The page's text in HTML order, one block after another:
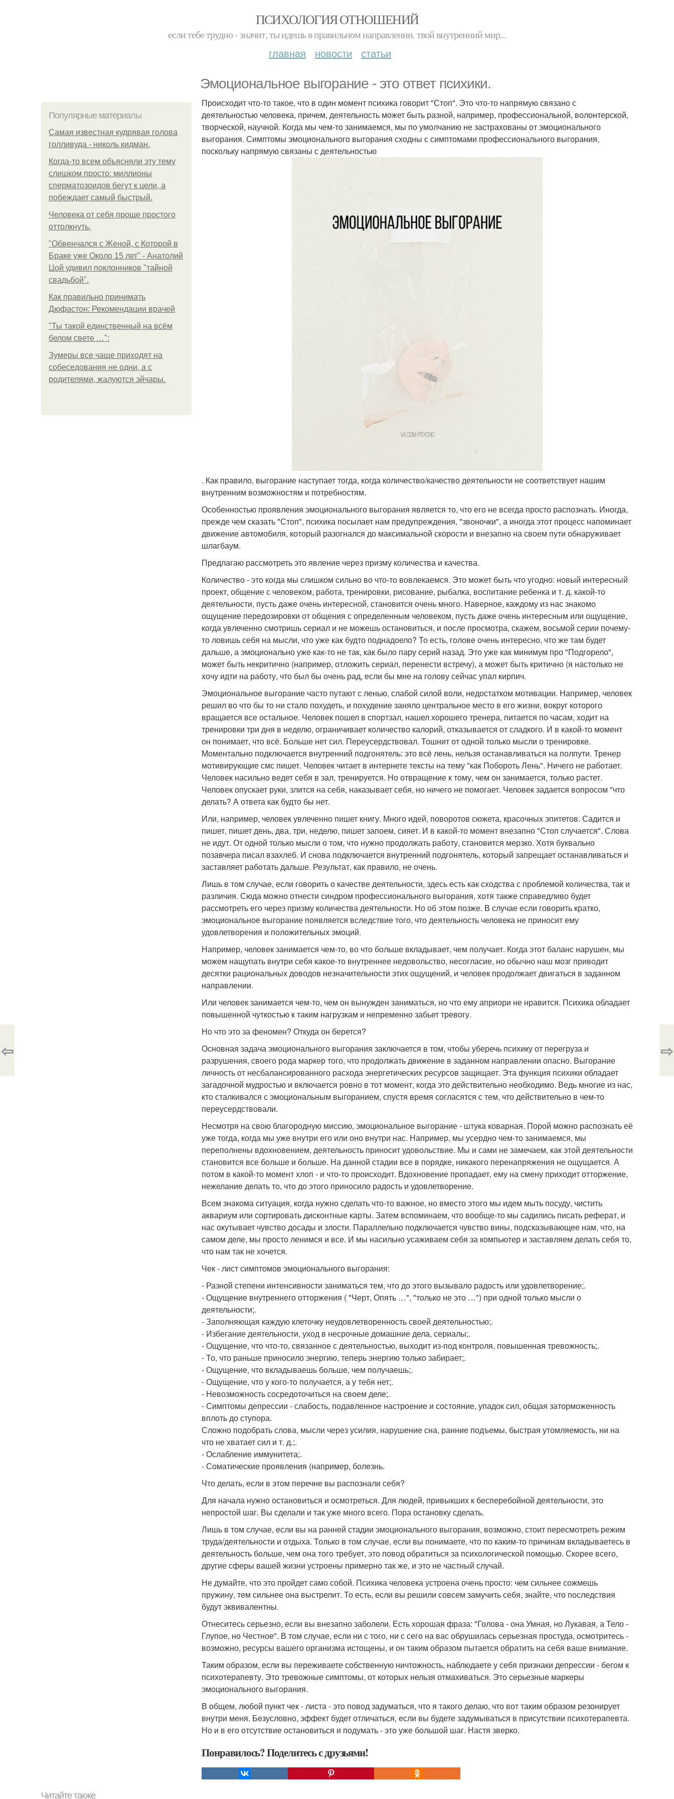
ПСИХОЛОГИЯ ОТНОШЕНИЙ
если тебе трудно - значит, ты идешь в правильном направлении. твой внутренний мир...
главная новости статьи
Эмоциональное выгорание - это ответ психики.
Популярные материалы
Самая известная кудрявая голова
голливуда - николь кидман.
Когда-то всем объясняли эту тему
слишком просто: миллионы
сперматозоидов бегут к цели, а
побеждает самый быстрый.
Человека от себя проще простого
оттолкнуть.
"Обвенчался с Женой, с Которой в
Браке уже Около 15 лет" - Анатолий
Цой удивил поклонников "тайной
свадьбой".
Как правильно принимать
Дюфастон: Рекомендации врачей
"Ты такой единственный на всём
белом свете …":
Зумеры все чаще приходят на
собеседования не одни, а с
родителями, жалуются эйчары.
Происходит что-то такое, что в один момент психика говорит "Стоп". Это что-то напрямую связано с
деятельностью человека, причем, деятельность может быть разной, например, профессиональной, волонтерской,
творческой, научной. Когда мы чем-то занимаемся, мы по умолчанию не застрахованы от эмоционального
выгорания. Симптомы эмоционального выгорания сходны с симптомами профессионального выгорания,
поскольку напрямую связаны с деятельностью
. Как правило, выгорание наступает тогда, когда количество/качество деятельности не соответствует нашим
внутренним возможностям и потребностям.
Особенностью проявления эмоционального выгорания является то, что его не всегда просто распознать. Иногда,
прежде чем сказать "Стоп", психика посылает нам предупреждения, "звоночки", а иногда этот процесс напоминает
движение автомобиля, который разогнался до максимальной скорости и внезапно на своем пути обнаруживает
шлагбаум.
Предлагаю рассмотреть это явление через призму количества и качества.
Количество - это когда мы слишком сильно во что-то вовлекаемся. Это может быть что угодно: новый интересный
проект, общение с человеком, работа, тренировки, рисование, рыбалка, воспитание ребенка и т. д. какой-то
деятельности, пусть даже очень интересной, становится очень много. Наверное, каждому из нас знакомо
ощущение передозировки от общения с определенным человеком, пусть даже очень интересным или ощущение,
когда увлеченно смотришь сериал и не можешь остановиться, и после просмотра, скажем, восьмой серии почему-
то ловишь себя на мысли, что уже как будто поднадоело? То есть, голове очень интересно, что же там будет
дальше, а эмоционально уже как-то не так, как было пару серий назад. Это уже как минимум про "Подгорело",
может быть некритично (например, отложить сериал, перенести встречу), а может быть критично (я настолько не
хочу идти на работу, что был бы очень рад, если бы мне на голову сейчас упал кирпич.
Эмоциональное выгорание часто путают с ленью, слабой силой воли, недостатком мотивации. Например, человек
решил во что бы то ни стало похудеть, и похудение заняло центральное место в его жизни, вокруг которого
вращается все остальное. Человек пошел в спортзал, нашел хорошего тренера, питается по часам, ходит на
тренировки три дня в неделю, ограничивает количество калорий, отказывается от сладкого. И в какой-то момент
он понимает, что всё. Больше нет сил. Переусердствовал. Тошнит от одной только мысли о тренировке.
Моментально подключается внутренний подгонятель: это всё лень, нельзя останавливаться на полпути. Тренер
мотивирующие смс пишет. Человек читает в интернете тексты на тему "как Побороть Лень". Ничего не работает.
Человек насильно ведет себя в зал, тренируется. Но отвращение к тому, чем он занимается, только растет.
Человек опускает руки, злится на себя, наказывает себя, но ничего не помогает. Человек задается вопросом "что
делать? А ответа как будто бы нет.
Или, например, человек увлеченно пишет книгу. Много идей, поворотов сюжета, красочных эпитетов. Садится и
пишет, пишет день, два, три, неделю, пишет запоем, сияет. И в какой-то момент внезапно "Стоп случается". Слова
не идут. От одной только мысли о том, что нужно продолжать работу, становится мерзко. Хотя буквально
позавчера писал взахлеб. И снова подключается внутренний подгонятель, который запрещает останавливаться и
заставляет работать дальше. Результат, как правило, не очень.
Лишь в том случае, если говорить о качестве деятельности, здесь есть как сходства с проблемой количества, так и
различия. Сюда можно отнести синдром профессионального выгорания, хотя также справедливо будет
рассмотреть его через призму количества деятельности. Но об этом позже. В случае если говорить кратко,
эмоциональное выгорание появляется вследствие того, что деятельность человека не приносит ему
удовлетворения и положительных эмоций.
Например, человек занимается чем-то, во что больше вкладывает, чем получает. Когда этот баланс нарушен, мы
можем нащупать внутри себя какое-то внутреннее недовольство, несогласие, но обычно наш мозг приводит
десятки рациональных доводов незначительности этих ощущений, и человек продолжает двигаться в заданном
направлении.
Или человек занимается чем-то, чем он вынужден заниматься, но что ему априори не нравится. Психика обладает
повышенной чуткостью к таким нагрузкам и непременно забьет тревогу.
Но что это за феномен? Откуда он берется?
Основная задача эмоционального выгорания заключается в том, чтобы уберечь психику от перегруза и
разрушения, своего рода маркер того, что продолжать движение в заданном направлении опасно. Выгорание
личность от несбалансированного расхода энергетических ресурсов защищает. Эта функция психики обладает
загадочной мудростью и включается ровно в тот момент, когда это действительно необходимо. Ведь многие из нас,
кто сталкивался с эмоциональным выгоранием, спустя время согласятся с тем, что действительно в чем-то
переусердствовали.
Несмотря на свою благородную миссию, эмоциональное выгорание - штука коварная. Порой можно распознать её
уже тогда, когда мы уже внутри его или оно внутри нас. Например, мы усердно чем-то занимаемся, мы
переполнены вдохновением, деятельность приносит удовольствие. Мы и сами не замечаем, как этой деятельности
становится все больше и больше. На данной стадии все в порядке, никакого перенапряжения не ощущается. А
потом в какой-то момент хлоп - и что-то происходит. Вдохновение пропадает, ему на смену приходит отторжение,
нежелание делать то, что до этого приносило радость и удовлетворение.
Всем знакома ситуация, когда нужно сделать что-то важное, но вместо этого мы идем мыть посуду, чистить
аквариум или сортировать дисконтные карты. Затем вспоминаем, что вообще-то мы садились писать реферат, и
нас окутывает чувство досады и злости. Параллельно подключается чувство вины, подсказывающее нам, что, на
самом деле, мы просто ленимся и все. И мы насильно усаживаем себя за компьютер и заставляем делать себя то,
что нам так не хочется.
Чек - лист симптомов эмоционального выгорания:
- Разной степени интенсивности заниматься тем, что до этого вызывало радость или удовлетворение;.
- Ощущение внутреннего отторжения ( "Черт, Опять …", "только не это …") при одной только мысли о
деятельности;.
- Заполняющая каждую клеточку неудовлетворенность своей деятельностью;.
- Избегание деятельности, уход в несрочные домашние дела, сериалы;.
- Ощущение, что что-то, связанное с деятельностью, выходит из-под контроля, повышенная тревожность;.
- То, что раньше приносило энергию, теперь энергию только забирает;.
- Ощущение, что вкладываешь больше, чем получаешь;.
- Ощущение, что у кого-то получается, а у тебя нет;.
- Невозможность сосредоточиться на своем деле;.
- Симптомы депрессии - слабость, подавленное настроение и состояние, упадок сил, общая заторможенность
вплоть до ступора.
Сложно подобрать слова, мысли через усилия, нарушение сна, ранние подъемы, быстрая утомляемость, ни на
что не хватает сил и т. д.;.
- Ослабление иммунитета;.
- Соматические проявления (например, болезнь.
Что делать, если в этом перечне вы распознали себя?
Для начала нужно остановиться и осмотреться. Для людей, привыкших к бесперебойной деятельности, это
непростой шаг. Вы сделали и так уже много всего. Пора остановку сделать.
Лишь в том случае, если вы на ранней стадии эмоционального выгорания, возможно, стоит пересмотреть режим
труда/деятельности и отдыха. Только в том случае, если вы понимаете, что по каким-то причинам вкладываетесь в
деятельность больше, чем она того требует, это повод обратиться за психологической помощью. Скорее всего,
другие сферы вашей жизни устроены примерно так же, и это не частный случай.
Не думайте, что это пройдет само собой. Психика человека устроена очень просто: чем сильнее сожмешь
пружину, тем сильнее она выстрелит. То есть, если вы решили совсем замучить себя, знайте, что последствия
будут эквивалентны.
Отнеситесь серьезно, если вы внезапно заболели. Есть хорошая фраза: "Голова - она Умная, но Лукавая, а Тело -
Глупое, но Честное". В том случае, если ни с того, ни с сего на вас обрушилась серьезная простуда, осмотритесь -
возможно, ресурсы вашего организма истощены, и он таким образом пытается обратить на себя ваше внимание.
Таким образом, если вы переживаете собственную ничтожность, наблюдаете у себя признаки депрессии - бегом к
психотерапевту. Это тревожные симптомы, от которых нельзя отмахиваться. Это серьезные маркеры
эмоционального выгорания.
В общем, любой пункт чек - листа - это повод задуматься, что я такого делаю, что вот таким образом резонирует
внутри меня. Безусловно, эффект будет отличаться, если вы будете задумываться в присутствии психотерапевта.
Но и в его отсутствие остановиться и подумать - это уже большой шаг. Настя зверко.
Понравилось? Поделитесь с друзьями!
⇦ ⇨
Читайте также